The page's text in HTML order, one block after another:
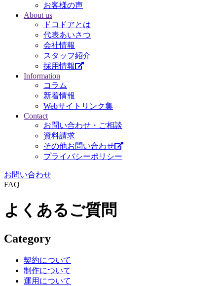
お客様の声
About us
ドコドアとは
代表あいさつ
会社情報
スタッフ紹介
採用情報
Information
コラム
新着情報
Webサイトリンク集
Contact
お問い合わせ・ご相談
資料請求
その他お問い合わせ
プライバシーポリシー
お問い合わせ
FAQ
よくあるご質問
Category
契約について
制作について
運用について